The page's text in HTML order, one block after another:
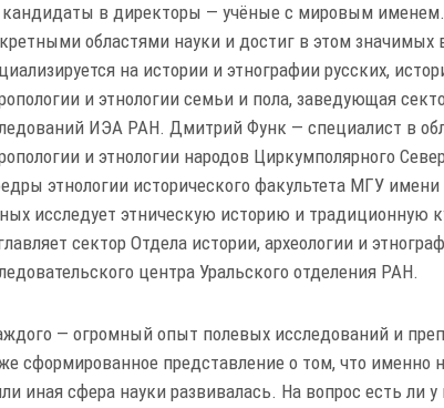
кандидаты в директоры — учёные с мировым
областями науки и достиг в этом
на истории и этнографии русских,
и этнологии семьи и пола, заведующая
ИЭА РАН. Дмитрий Функ — специалист в
и этнологии народов Циркумполярного
этнологии исторического факультета МГУ
исследует этническую историю и традиционную
сектор Отдела истории, археологии и
центра Уральского отделения РАН.
— огромный опыт полевых исследований и
сформированное представление о том, что именно
иная сфера науки развивалась. На вопрос есть ли